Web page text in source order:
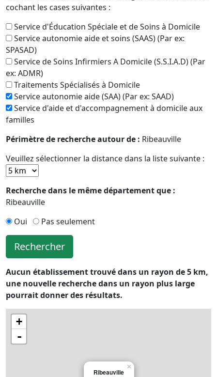
cochant les cases suivantes :
Service d'Éducation Spéciale et de Soins à Domicile
Service autonomie aide et soins (SAAS) (Par ex:
SPASAD)
Service de Soins Infirmiers A Domicile (S.S.I.A.D) (Par
ex: ADMR)
Traitements Spécialisés à Domicile
Service autonomie aide (SAA) (Par ex: SAAD)
Service d'aide et d'accompagnement à domicile aux
familles
Périmètre de recherche autour de : Ribeauville
Veuillez sélectionner la distance dans la liste suivante :
Recherche dans le même département que :
Ribeauville
Oui
Pas seulement
Rechercher
Aucun établissement trouvé dans un rayon de 5 km,
une nouvelle recherche dans un rayon plus large
pourrait donner des résultats.
×
Ribeauville
+
-